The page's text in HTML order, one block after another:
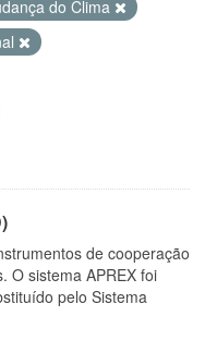
do Clima
de cooperação
O sistema APREX foi
pelo Sistema